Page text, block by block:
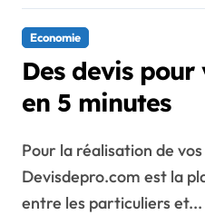
Economie
Des devis
en 5 minutes
Pour la réalisation de vos travaux,
Devisdepro.com est la
entre les particuliers et...